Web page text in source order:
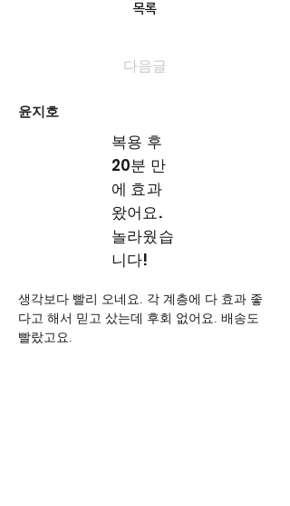
목록
다음글
윤지호
복용 후
20분 만
에 효과
왔어요.
놀라웠습
니다!
생각보다 빨리 오네요. 각 계층에 다 효과 좋
다고 해서 믿고 샀는데 후회 없어요. 배송도
빨랐고요.